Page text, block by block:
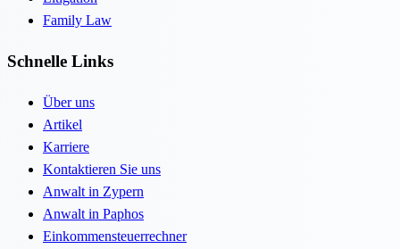
Family Law
Schnelle Links
Über uns
Artikel
Karriere
Kontaktieren Sie uns
Anwalt in Zypern
Anwalt in Paphos
Einkommensteuerrechner